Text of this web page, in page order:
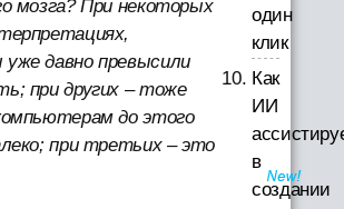
мозга? При некоторых
давно превысили
при других – тоже
до этого
при третьих – это
один
клик
Как
ИИ
в
создании